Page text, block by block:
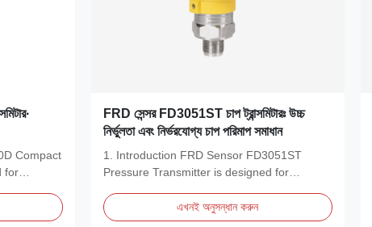
Compact
for
FRD সেন্সর FD3051ST চাপ ট্রান্সমিটারঃ উচ্চ
নির্ভুলতা এবং নির্ভরযোগ্য চাপ পরিমাপ সমাধান
1. Introduction FRD Sensor FD3051ST
Pressure Transmitter is designed for
এখনই অনুসন্ধান করুন